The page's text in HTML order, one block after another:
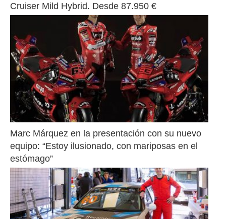
Cruiser Mild Hybrid. Desde 87.950 €
Marc Márquez en la presentación con su nuevo
equipo: “Estoy ilusionado, con mariposas en el
estómago”